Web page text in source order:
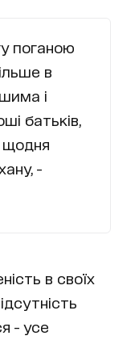
поганою
в
і
батьків,
щодня
-
в своїх
- усе